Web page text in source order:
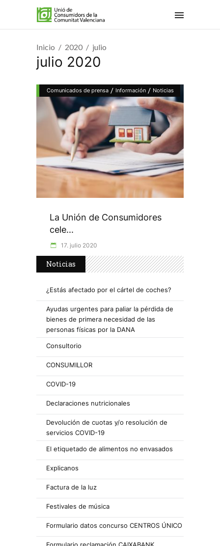
Inicio 2020 julio
julio 2020
Comunicados de prensa / Información / Noticias
La Unión de Consumidores
cele...
17. julio 2020
Noticias
¿Estás afectado por el cártel de coches?
Ayudas urgentes para paliar la pérdida de
bienes de primera necesidad de las
personas físicas por la DANA
Consultorio
CONSUMILLOR
COVID-19
Declaraciones nutricionales
Devolución de cuotas y/o resolución de
servicios COVID-19
El etiquetado de alimentos no envasados
Explicanos
Factura de la luz
Festivales de música
Formulario datos concurso CENTROS ÚNICO